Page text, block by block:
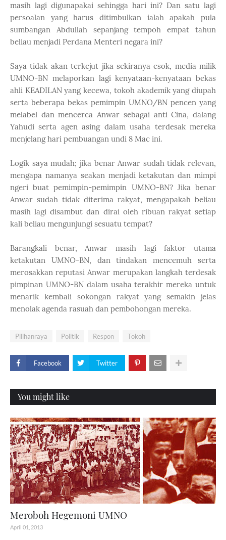
masih lagi digunapakai sehingga hari ini? Dan satu lagi
persoalan yang harus ditimbulkan ialah apakah pula
sumbangan Abdullah sepanjang tempoh empat tahun
beliau menjadi Perdana Menteri negara ini?
Saya tidak akan terkejut jika sekiranya esok, media milik
UMNO-BN melaporkan lagi kenyataan-kenyataan bekas
ahli KEADILAN yang kecewa, tokoh akademik yang diupah
serta beberapa bekas pemimpin UMNO/BN pencen yang
melabel dan mencerca Anwar sebagai anti Cina, dalang
Yahudi serta agen asing dalam usaha terdesak mereka
menjelang hari pembuangan undi 8 Mac ini.
Logik saya mudah; jika benar Anwar sudah tidak relevan,
mengapa namanya seakan menjadi ketakutan dan mimpi
ngeri buat pemimpin-pemimpin UMNO-BN? Jika benar
Anwar sudah tidak diterima rakyat, mengapakah beliau
masih lagi disambut dan dirai oleh ribuan rakyat setiap
kali beliau mengunjungi sesuatu tempat?
Barangkali benar, Anwar masih lagi faktor utama
ketakutan UMNO-BN, dan tindakan mencemuh serta
merosakkan reputasi Anwar merupakan langkah terdesak
pimpinan UMNO-BN dalam usaha terakhir mereka untuk
menarik kembali sokongan rakyat yang semakin jelas
menolak agenda rasuah dan pembohongan mereka.
Pilihanraya Politik Respon Tokoh
Facebook Twitter
You might like
Meroboh Hegemoni UMNO
April 01, 2013